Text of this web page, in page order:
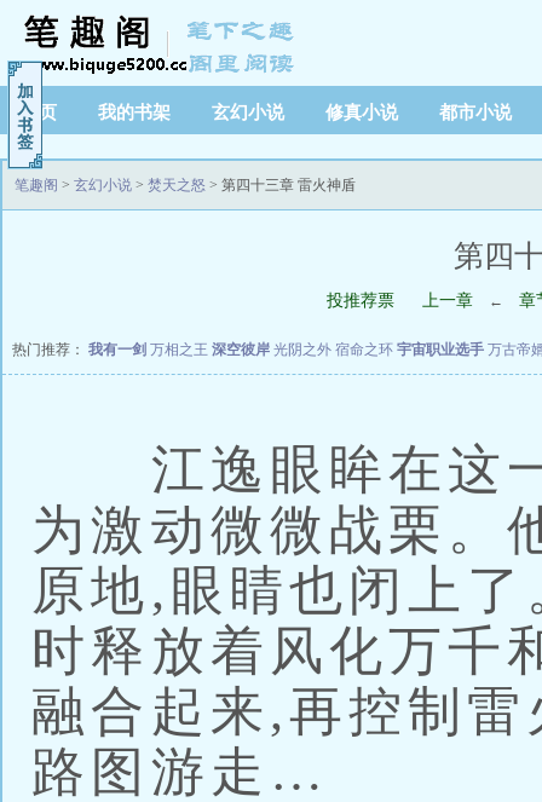
首页 我的书架 玄幻小说 修真小说 都市小说
笔趣阁 > 玄幻小说 > 焚天之怒 > 第四十三章 雷火神盾
第四
投推荐票 上一章 ← 章
热门推荐： 我有一剑 万相之王 深空彼岸 光阴之外 宿命之环 宇宙职业选手 万古帝
江逸眼眸在这一
为激动微微战栗。
原地,眼睛也闭上
时释放着风化万千
融合起来,再控制
路图游走…